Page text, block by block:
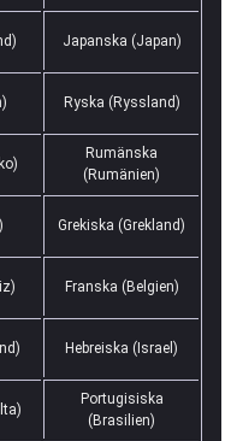
Japanska (Japan)
Ryska (Ryssland)
Rumänska
(Rumänien)
Grekiska (Grekland)
Franska (Belgien)
Hebreiska (Israel)
Portugisiska
(Brasilien)